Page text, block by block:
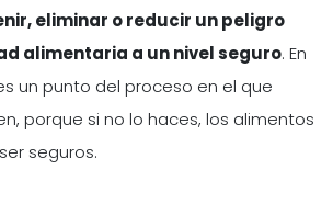
eliminar o reducir un peligro
alimentaria a un nivel seguro. En
un punto del proceso en el que
porque si no lo haces, los alimentos
seguros.